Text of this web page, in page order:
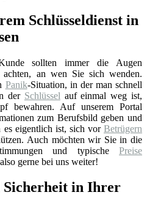
Schlüsseldienst in
sollten immer die Augen
an wen Sie sich wenden.
Panik-Situation, in der man schnell
der Schlüssel auf einmal weg ist,
bewahren. Auf unserem Portal
zum Berufsbild geben und
es eigentlich ist, sich vor Betrügern
Auch möchten wir Sie in die
und typische Preise
gerne bei uns weiter!
Sicherheit in Ihrer